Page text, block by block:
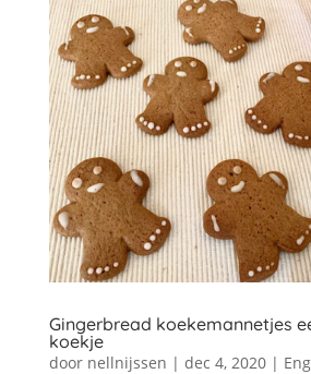
Gingerbread koekemannetjes
koekje
door nellnijssen | dec 4, 2020|